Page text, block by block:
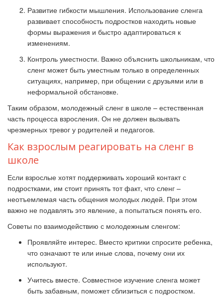
Развитие гибкости мышления. Использование сленга
развивает способность подростков находить новые
формы выражения и быстро адаптироваться к
изменениям.
Контроль уместности. Важно объяснить школьникам, что
сленг может быть уместным только в определенных
ситуациях, например, при общении с друзьями или в
неформальной обстановке.
Таким образом, молодежный сленг в школе – естественная
часть процесса взросления. Он не должен вызывать
чрезмерных тревог у родителей и педагогов.
Как взрослым реагировать на сленг в
школе
Если взрослые хотят поддерживать хороший контакт с
подростками, им стоит принять тот факт, что сленг –
неотъемлемая часть общения молодых людей. При этом
важно не подавлять это явление, а попытаться понять его.
Советы по взаимодействию с молодежным сленгом:
Проявляйте интерес. Вместо критики спросите ребенка,
что означают те или иные слова, почему они их
используют.
Учитесь вместе. Совместное изучение сленга может
быть забавным, поможет сблизиться с подростком.